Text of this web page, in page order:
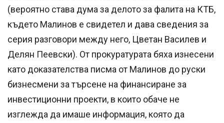
(вероятно става дума за делото за фалита на КТБ,
където Малинов е свидетел и дава сведения за
серия разговори между него, Цветан Василев и
Делян Пеевски). От прокуратурата бяха изнесени
като доказателства писма от Малинов до руски
бизнесмени за търсене на финансиране за
инвестиционни проекти, в които обаче не
изглежда да имаше информация, която да